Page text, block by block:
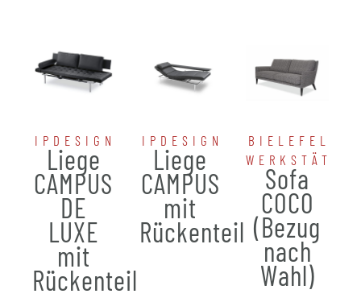
IPDESIGN
Liege
CAMPUS
DE
LUXE
mit
Rückenteil
IPDESIGN
Liege
CAMPUS
mit
Rückenteil
Sofa
COCO
(Bezug
nach
Wahl)